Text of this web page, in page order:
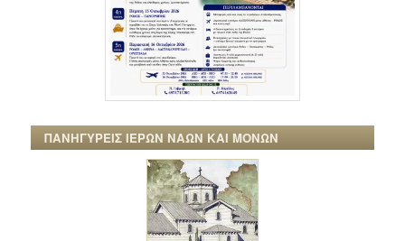
ΠΑΝΗΓΥΡΕΙΣ ΙΕΡΩΝ ΝΑΩΝ ΚΑΙ ΜΟΝΩΝ